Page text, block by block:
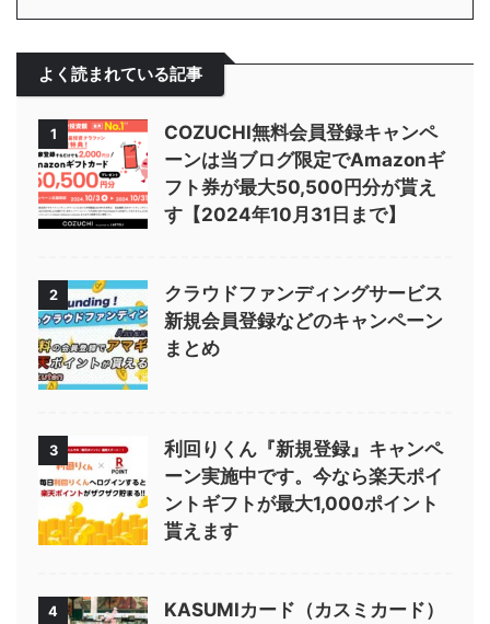
よく読まれている記事
1
COZUCHI無料会員登録キャンペ
ーンは当ブログ限定でAmazonギ
フト券が最大50,500円分が貰え
す【2024年10月31日まで】
2
クラウドファンディングサービス
新規会員登録などのキャンペーン
まとめ
3
利回りくん『新規登録』キャンペ
ーン実施中です。今なら楽天ポイ
ントギフトが最大1,000ポイント
貰えます
4
KASUMIカード（カスミカード）